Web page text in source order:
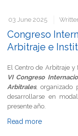
03 June 2025
Congreso
Arbitraje e
El Centro de Arbitraje y
VI Congreso
Arbitrales, organizado
desarrollarse en
presente año.
Read more